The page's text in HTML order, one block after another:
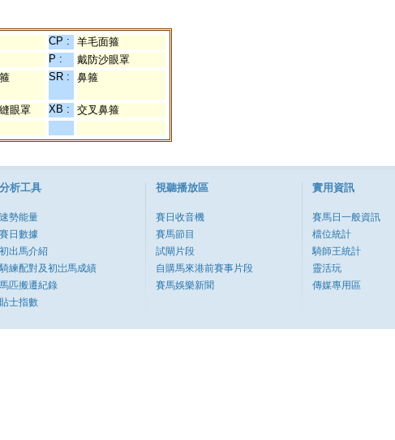
CP :
羊毛面箍
P :
戴防沙眼罩
SR : 鼻箍
眼罩 XB :
交叉鼻箍
分析工具
速勢能量
賽日數據
初出馬介紹
騎練配對及初岀馬成績
馬匹搬遷紀錄
貼士指數
視聽播放區
賽日收音機
賽馬節目
試閘片段
自購馬來港前賽事片段
賽馬娛樂新聞
實用資訊
賽馬日一般資訊
檔位統計
騎師王統計
靈活玩
傳媒專用區